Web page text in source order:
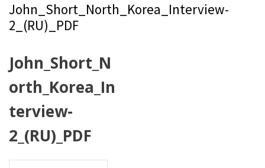
John_Short_North_Korea_Interview-
2_(RU)_PDF
John_Short_N
orth_Korea_In
terview-
2_(RU)_PDF